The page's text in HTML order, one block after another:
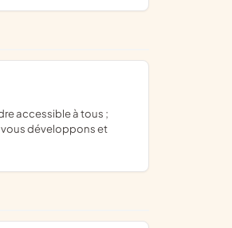
développons et